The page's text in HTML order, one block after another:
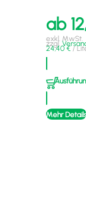
ab
exkl. MwSt.
zzgl.
24,40€/
Mehr Details